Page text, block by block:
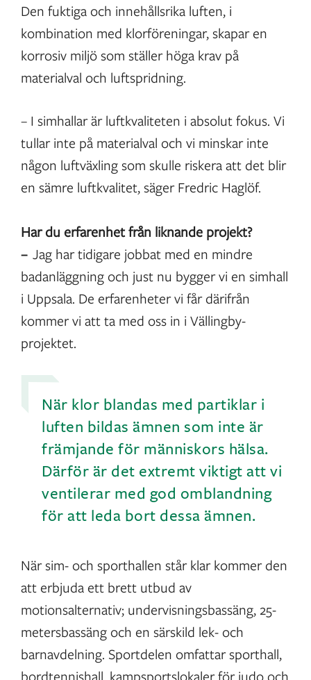
Den fuktiga och innehållsrika luften, i
kombination med klorföreningar, skapar en
korrosiv miljö som ställer höga krav på
materialval och luftspridning.
– I simhallar är luftkvaliteten i absolut fokus. Vi
tullar inte på materialval och vi minskar inte
någon luftväxling som skulle riskera att det blir
en sämre luftkvalitet, säger Fredric Haglöf.
Har du erfarenhet från liknande projekt?
– Jag har tidigare jobbat med en mindre
badanläggning och just nu bygger vi en simhall
i Uppsala. De erfarenheter vi får därifrån
kommer vi att ta med oss in i Vällingby-
projektet.
När klor blandas med partiklar i
luften bildas ämnen som inte är
främjande för människors hälsa.
Därför är det extremt viktigt att vi
ventilerar med god omblandning
för att leda bort dessa ämnen.
När sim- och sporthallen står klar kommer den
att erbjuda ett brett utbud av
motionsalternativ; undervisningsbassäng, 25-
metersbassäng och en särskild lek- och
barnavdelning. Sportdelen omfattar sporthall,